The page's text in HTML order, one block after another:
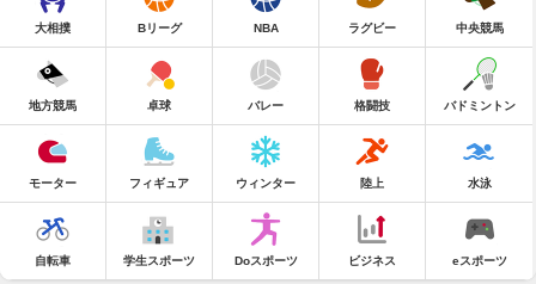
大相撲 Bリーグ NBA ラグビー 中央競馬
地方競馬 卓球 バレー 格闘技 バドミントン
モーター フィギュア ウィンター 陸上 水泳
自転車 学生スポーツ Doスポーツ ビジネス eスポーツ